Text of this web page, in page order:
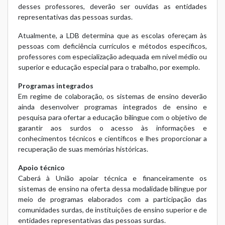
desses professores, deverão ser ouvidas as entidades
representativas das pessoas surdas.
Atualmente, a LDB determina que as escolas ofereçam às
pessoas com deficiência currículos e métodos específicos,
professores com especialização adequada em nível médio ou
superior e educação especial para o trabalho, por exemplo.
Programas integrados
Em regime de colaboração, os sistemas de ensino deverão
ainda desenvolver programas integrados de ensino e
pesquisa para ofertar a educação bilíngue com o objetivo de
garantir aos surdos o acesso às informações e
conhecimentos técnicos e científicos e lhes proporcionar a
recuperação de suas memórias históricas.
Apoio técnico
Caberá à União apoiar técnica e financeiramente os
sistemas de ensino na oferta dessa modalidade bilíngue por
meio de programas elaborados com a participação das
comunidades surdas, de instituições de ensino superior e de
entidades representativas das pessoas surdas.